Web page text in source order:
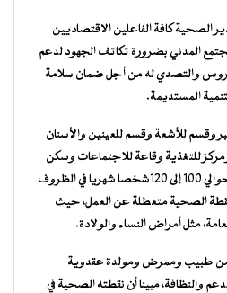
الصحية كافة الفاعلين الاقتصاديين
المدني بضرورة تكاتف الجهود لدعم
والتصدي له من أجل ضمان سلامة
المستديمة.
وقسم للأشعة وقسم للعينين والأسنان
للتغذية وقاعة للاجتماعات وسكن
للممرض والطبيب، كما تستقبل حوالي ١٠٠ إلى ١٢٠شخصا شهريا في الظروف
الصحية متعطلة عن العمل، حيث
مثل أمراض النساء والولادة.
طبيب وممرض ومولدة عقدوية
والنظافة، مبينا أن نقطته الصحية في